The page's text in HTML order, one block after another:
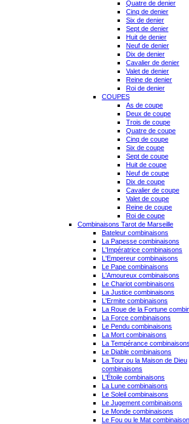
Quatre de denier
Cinq de denier
Six de denier
Sept de denier
Huit de denier
Neuf de denier
Dix de denier
Cavalier de denier
Valet de denier
Reine de denier
Roi de denier
COUPES
As de coupe
Deux de coupe
Trois de coupe
Quatre de coupe
Cinq de coupe
Six de coupe
Sept de coupe
Huit de coupe
Neuf de coupe
Dix de coupe
Cavalier de coupe
Valet de coupe
Reine de coupe
Roi de coupe
Combinaisons Tarot de Marseille
Bateleur combinaisons
La Papesse combinaisons
L'Impératrice combinaisons
L'Empereur combinaisons
Le Pape combinaisons
L'Amoureux combinaisons
Le Chariot combinaisons
La Justice combinaisons
L'Ermite combinaisons
La Roue de la Fortune
La Force combinaisons
Le Pendu combinaisons
La Mort combinaisons
La Tempérance combinaisons
Le Diable combinaisons
La Tour ou la Maison de Dieu
combinaisons
L'Étoile combinaisons
La Lune combinaisons
Le Soleil combinaisons
Le Jugement combinaisons
Le Monde combinaisons
Le Fou ou le Mat